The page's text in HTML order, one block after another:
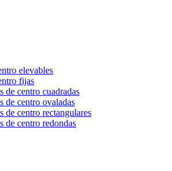
elevables
fijas
de centro cuadradas
de centro ovaladas
de centro rectangulares
de centro redondas